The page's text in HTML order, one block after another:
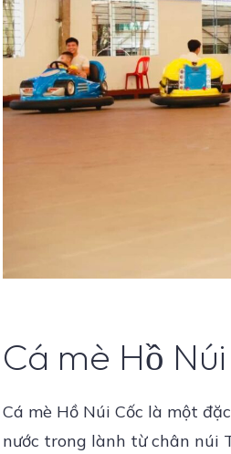
Cá mè Hồ
Cá mè Hồ Núi Cốc là một
nước trong lành từ chân núi